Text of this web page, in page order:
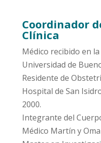
Coordinador
Clínica
Médico recibido en
Universidad de
Residente de
Hospital de San
2000.
Integrante del
Médico Martín y